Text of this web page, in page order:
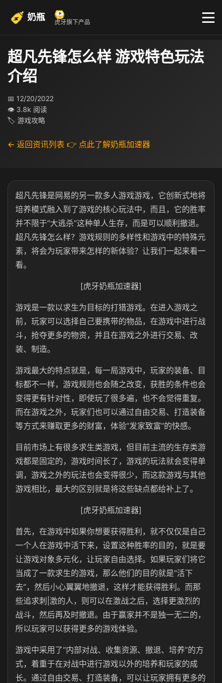
奶瓶 虎牙旗下产品
超凡先锋怎么样 游戏特色玩法
介绍
📅 12/20/2022
👁 3.8k 阅读
🏷 游戏攻略
← 返回资讯列表 👉 点此了解奶瓶加速器
超凡先锋是网易的另一款多人游戏游戏，它创新式地将
培养模式融入到了游戏的核心玩法中，而且，它的胜率
并不限于“大逃杀”这种单人生存，而是可以顺利撤退。
超凡先锋怎么样？游戏规则的多样性和游戏中的特殊元
素，将会为玩家带来怎样的新体验？让我们一起来看一
看。
[虎牙奶瓶加速器]
游戏是一款以求生为目标的打猎游戏。在进入游戏之
前，玩家可以选择自己要携带的物品，在游戏中进行战
斗，抢夺更多的物资，并且在游戏之外进行交易、改
装、制造。
游戏最大的特点就是，每一局游戏中，玩家的装备、目
标都不一样，游戏规则也会随之改变，获胜的条件也会
变得更有针对性，即使玩了很多遍，也不会觉得重复。
而在游戏之外，玩家们也可以通过自由交易、打造装备
等方式来赚取更多的财富，体验“发家致富”的快感。
目前市场上有很多求生类游戏，但目前主流的生存类游
戏都是固定的，游戏时间长了，游戏的玩法就会变得单
调，游戏之外的玩法也会变得很少，而这款游戏与其他
游戏相比，最大的区别就是将这些缺点都给补上了。
[虎牙奶瓶加速器]
首先，在游戏中如果你想要获得胜利，就不仅仅是自己
一个人在游戏中活下来，设置这种胜率的目的，就是要
让游戏对象多元化，让玩家自由选择。如果玩家们将它
当成了一款求生的游戏，那么他们的目的就是“活下
去”，然后小心翼翼地撤退，这样才能获得胜利。而那
些追求刺|激的人，则可以在激战之后，选择更激烈的
战斗，然后再及时撤退。由于赢家并不是独一无二的，
所以玩家可以获得更多的游戏体验。
游戏中采用了“内部对战、收集资源、撤退、培养”的方
式，着重于在对战中进行游戏以外的培养和玩家的成
长。通过自由交易、打造装备，可以让玩家拥有更多的